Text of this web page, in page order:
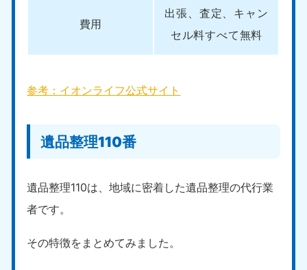
費用
出張、査定、キャン
セル料すべて無料
参考：イオンライフ公式サイト
遺品整理110番
遺品整理110は、地域に密着した遺品整理の代行業
者です。
その特徴をまとめてみました。